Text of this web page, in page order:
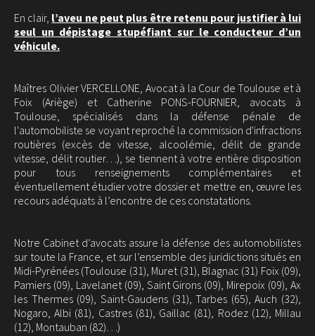
En clair, l’aveu ne peut plus être retenu pour justifier à lui
seul un dépistage stupéfiant sur le conducteur d’un
véhicule.
Maîtres Olivier VERCELLONE, Avocat à la Cour de Toulouse et à
Foix (Ariège) et Catherine PONS-FOURNIER, avocats à
Toulouse, spécialisés dans la défense pénale de
l'automobiliste se voyant reproché la commission d'infractions
routières (excès de vitesse, alcoolémie, délit de grande
vitesse, délit routier…), se tiennent à votre entière disposition
pour tous renseignements complémentaires et
éventuellement étudier votre dossier et mettre en, œuvre les
recours adéquats à l’encontre de ces constatations.
Notre Cabinet d’avocats assure la défense des automobilistes
sur toute la France, et sur l’ensemble des juridictions situés en
Midi-Pyrénées (Toulouse (31), Muret (31), Blagnac (31) Foix (09),
Pamiers (09), Lavelanet (09), Saint Girons (09), Mirepoix (09), Ax
les Thermes (09), Saint-Gaudens (31), Tarbes (65), Auch (32),
Nogaro, Albi (81), Castres (81), Gaillac (81), Rodez (12), Millau
(12), Montauban (82)…)